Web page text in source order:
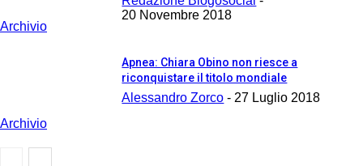
Archivio
20 Novembre 2018
Archivio
Apnea: Chiara Obino non riesce a
riconquistare il titolo mondiale
Alessandro Zorco - 27 Luglio 2018